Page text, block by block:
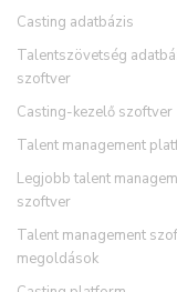
Casting adatbázis
Talentszövetség
szoftver
Casting-kezelő szoftver
Talent management
Legjobb talent
szoftver
Talent management
megoldások